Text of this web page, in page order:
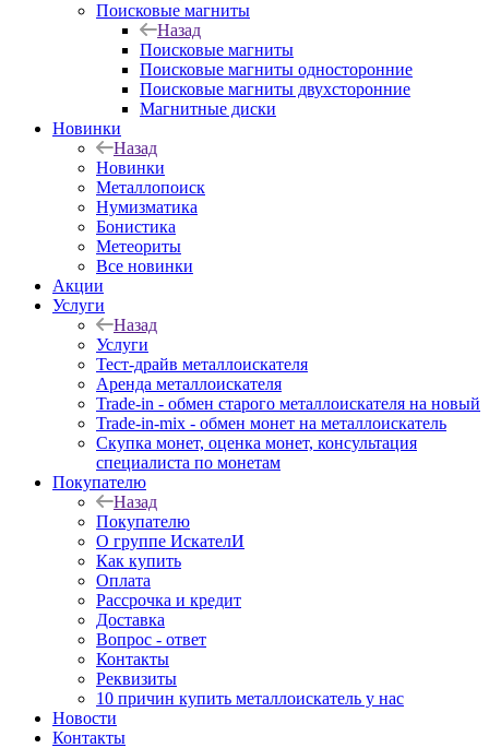
Поисковые магниты
Назад
Поисковые магниты
Поисковые магниты односторонние
Поисковые магниты двухсторонние
Магнитные диски
Новинки
Назад
Новинки
Металлопоиск
Нумизматика
Бонистика
Метеориты
Все новинки
Акции
Услуги
Назад
Услуги
Тест-драйв металлоискателя
Аренда металлоискателя
Trade-in - обмен старого металлоискателя на новый
Trade-in-mix - обмен монет на металлоискатель
Скупка монет, оценка монет, консультация
специалиста по монетам
Покупателю
Назад
Покупателю
О группе ИскателИ
Как купить
Оплата
Рассрочка и кредит
Доставка
Вопрос - ответ
Контакты
Реквизиты
10 причин купить металлоискатель у нас
Новости
Контакты